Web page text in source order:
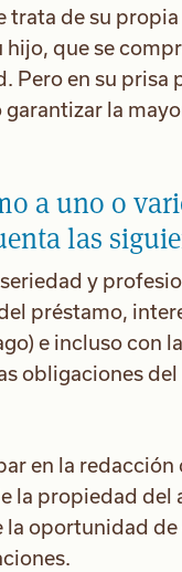
trata de su
que se
en su prisa
la
a uno o
las
y
préstamo,
e incluso con
obligaciones
en la
la propiedad
oportunidad